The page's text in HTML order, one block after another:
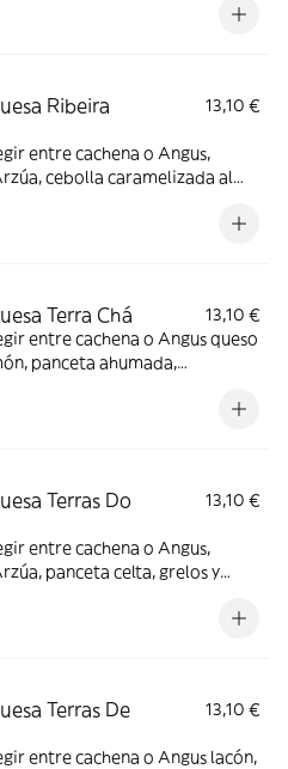
Ribeira
13,10 €
entre cachena o Angus,
cebolla caramelizada al
Terra Chá
13,10 €
entre cachena o Angus queso
panceta ahumada,
Terras Do
13,10 €
entre cachena o Angus,
panceta celta, grelos y
Terras De
13,10 €
entre cachena o Angus lacón,